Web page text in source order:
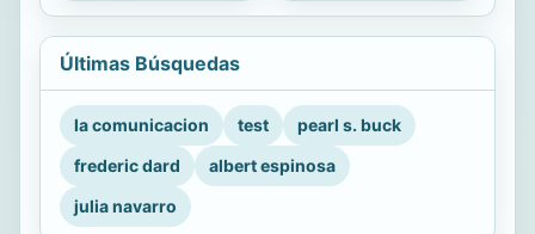
Últimas Búsquedas
la comunicacion test
pearl s. buck
frederic dard
albert espinosa
julia navarro